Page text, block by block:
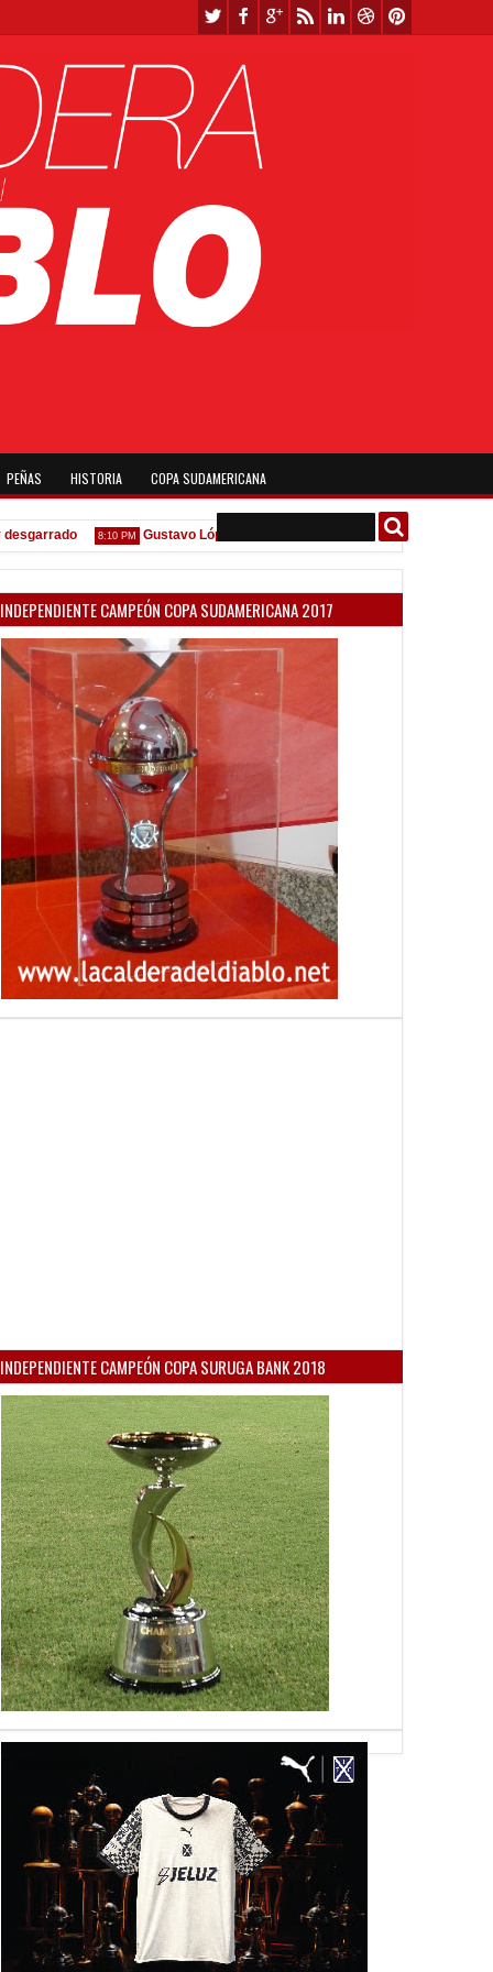
PEÑAS HISTORIA COPA SUDAMERICANA
8:10 PM Gustavo López: "La diferencia entre Vélez e Independiente
INDEPENDIENTE CAMPEÓN COPA SUDAMERICANA 2017
INDEPENDIENTE CAMPEÓN COPA SURUGA BANK 2018